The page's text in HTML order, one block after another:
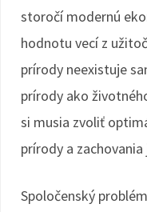
storočí modernú
hodnotu vecí z
prírody neexistuje
prírody ako
si musia zvoliť
prírody a
Spoločenský